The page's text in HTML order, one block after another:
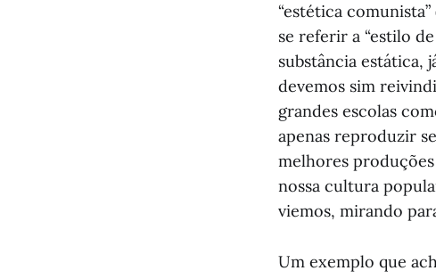
“estética
se referir a “estilo
substância estática,
devemos sim
grandes escolas
apenas reproduzir
melhores
nossa cultura
viemos, mirando
Um exemplo que